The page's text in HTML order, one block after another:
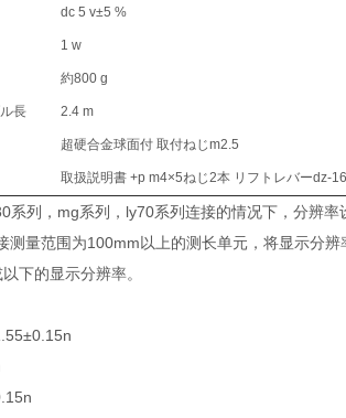
dc 5 v±5 %
1 w
約800 g
長 2.4 m
超硬合金球面付 取付ねじm2.5
取扱説明書 +p m4×5ねじ2本 リフトレバーdz-
系列，mg系列，ly70系列连接的情况下，分辨
测量范围为100mm以上的测长单元，将显示分
下的显示分辨率。